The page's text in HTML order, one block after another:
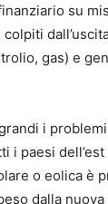
su
gas) e
i
i paesi
o eolica è
dalla